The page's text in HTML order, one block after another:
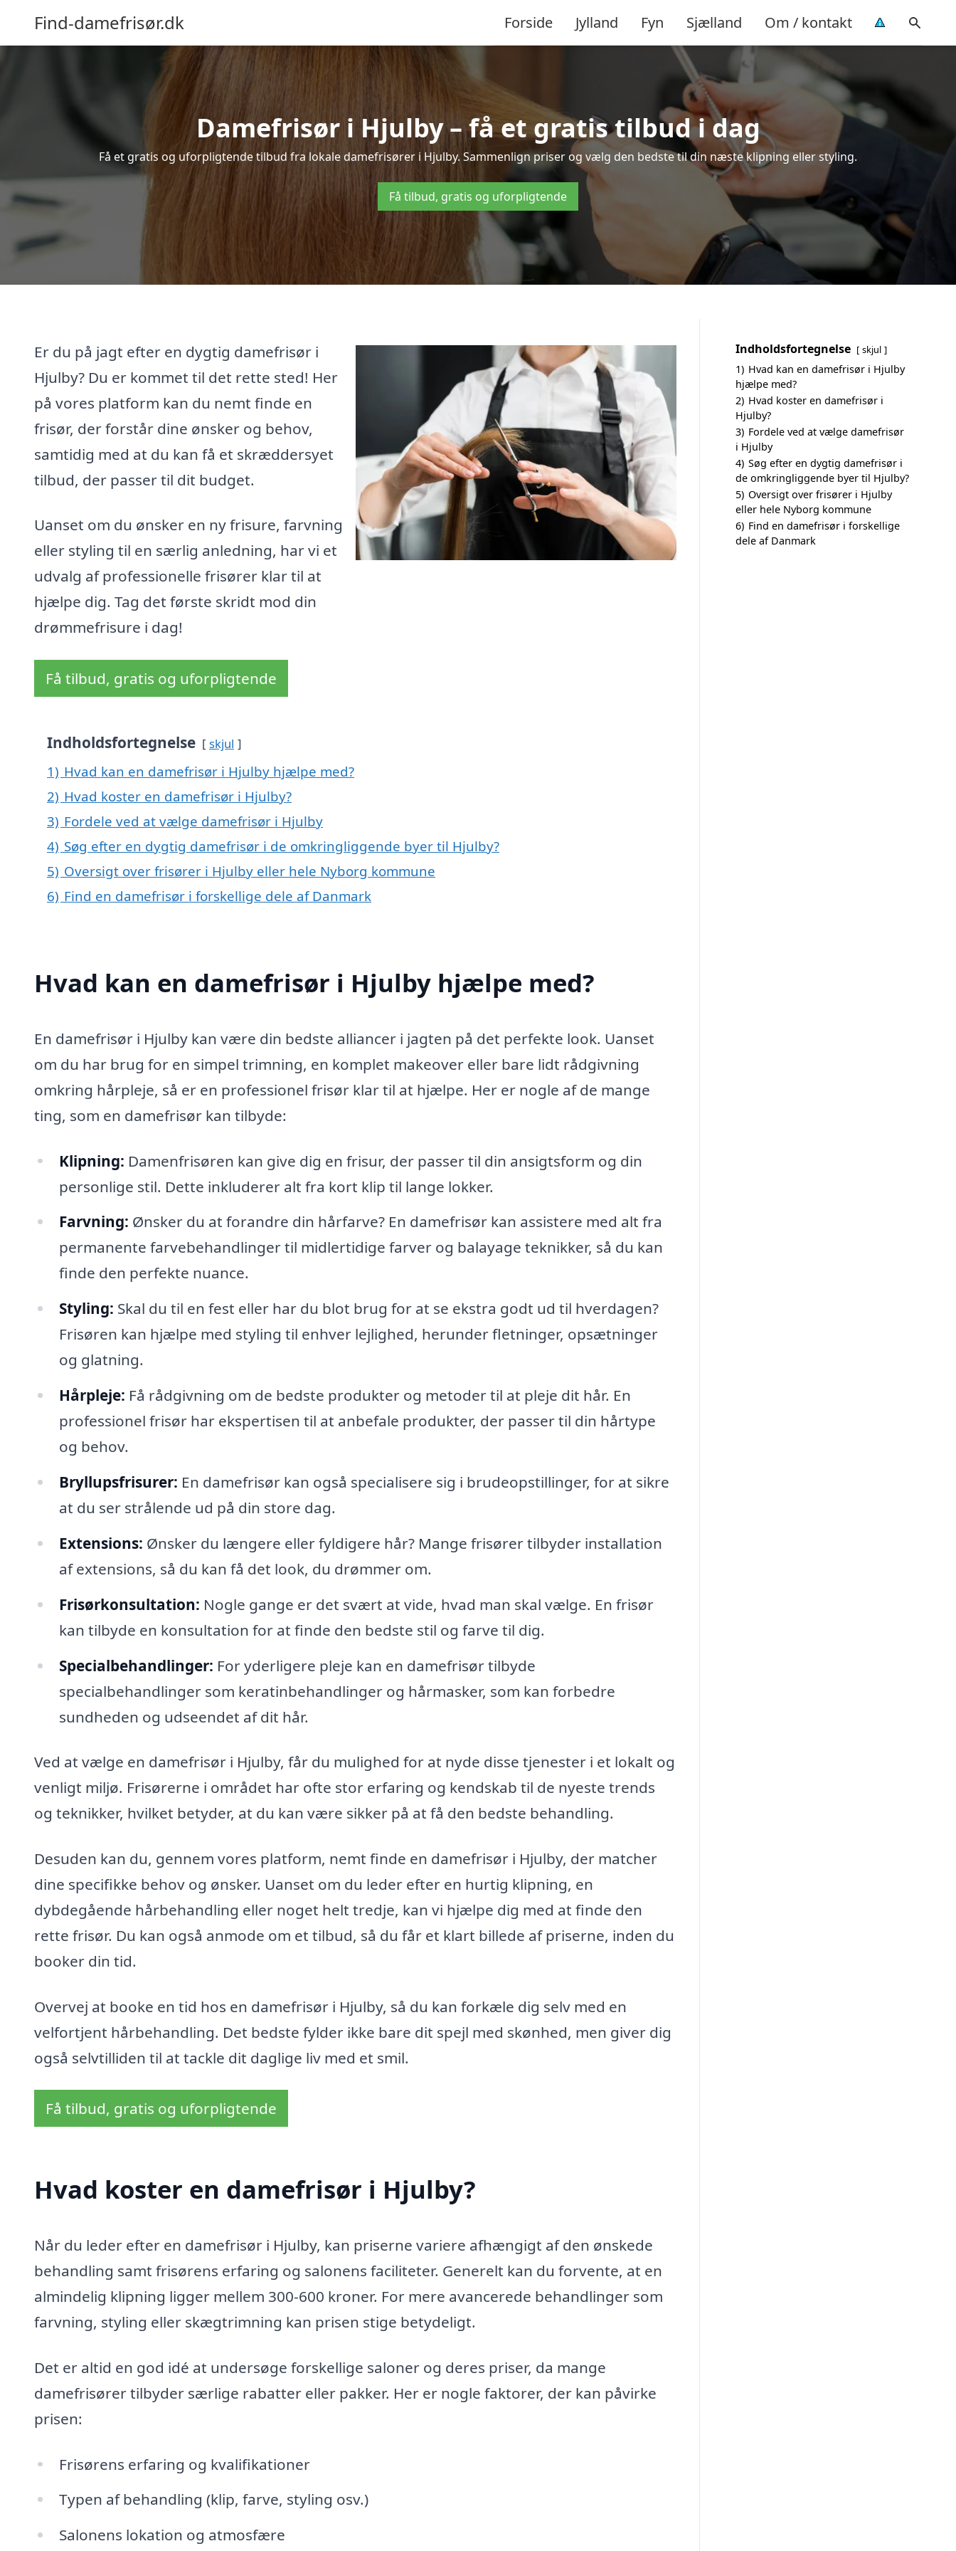
Find-damefrisør.dk Forside Jylland Fyn Sjælland Om / kontakt
Damefrisør i Hjulby – få et gratis tilbud i dag
Få et gratis og uforpligtende tilbud fra lokale damefrisører i Hjulby. Sammenlign priser og vælg den bedste til din næste klipning eller styling.
Få tilbud, gratis og uforpligtende
Er du på jagt efter en dygtig damefrisør i
Hjulby? Du er kommet til det rette sted! Her
på vores platform kan du nemt finde en
frisør, der forstår dine ønsker og behov,
samtidig med at du kan få et skræddersyet
tilbud, der passer til dit budget.
Uanset om du ønsker en ny frisure, farvning
eller styling til en særlig anledning, har vi et
udvalg af professionelle frisører klar til at
hjælpe dig. Tag det første skridt mod din
drømmefrisure i dag!
Få tilbud, gratis og uforpligtende
Indholdsfortegnelse skjul
1) Hvad kan en damefrisør i Hjulby hjælpe med?
2) Hvad koster en damefrisør i Hjulby?
3) Fordele ved at vælge damefrisør i Hjulby
4) Søg efter en dygtig damefrisør i de omkringliggende byer til Hjulby?
5) Oversigt over frisører i Hjulby eller hele Nyborg kommune
6) Find en damefrisør i forskellige dele af Danmark
Hvad kan en damefrisør i Hjulby hjælpe med?
En damefrisør i Hjulby kan være din bedste alliancer i jagten på det perfekte look. Uanset
om du har brug for en simpel trimning, en komplet makeover eller bare lidt rådgivning
omkring hårpleje, så er en professionel frisør klar til at hjælpe. Her er nogle af de mange
ting, som en damefrisør kan tilbyde:
Klipning: Damenfrisøren kan give dig en frisur, der passer til din ansigtsform og din
personlige stil. Dette inkluderer alt fra kort klip til lange lokker.
Farvning: Ønsker du at forandre din hårfarve? En damefrisør kan assistere med alt fra
permanente farvebehandlinger til midlertidige farver og balayage teknikker, så du kan
finde den perfekte nuance.
Styling: Skal du til en fest eller har du blot brug for at se ekstra godt ud til hverdagen?
Frisøren kan hjælpe med styling til enhver lejlighed, herunder fletninger, opsætninger
og glatning.
Hårpleje: Få rådgivning om de bedste produkter og metoder til at pleje dit hår. En
professionel frisør har ekspertisen til at anbefale produkter, der passer til din hårtype
og behov.
Bryllupsfrisurer: En damefrisør kan også specialisere sig i brudeopstillinger, for at sikre
at du ser strålende ud på din store dag.
Extensions: Ønsker du længere eller fyldigere hår? Mange frisører tilbyder installation
af extensions, så du kan få det look, du drømmer om.
Frisørkonsultation: Nogle gange er det svært at vide, hvad man skal vælge. En frisør
kan tilbyde en konsultation for at finde den bedste stil og farve til dig.
Specialbehandlinger: For yderligere pleje kan en damefrisør tilbyde
specialbehandlinger som keratinbehandlinger og hårmasker, som kan forbedre
sundheden og udseendet af dit hår.
Ved at vælge en damefrisør i Hjulby, får du mulighed for at nyde disse tjenester i et lokalt og
venligt miljø. Frisørerne i området har ofte stor erfaring og kendskab til de nyeste trends
og teknikker, hvilket betyder, at du kan være sikker på at få den bedste behandling.
Desuden kan du, gennem vores platform, nemt finde en damefrisør i Hjulby, der matcher
dine specifikke behov og ønsker. Uanset om du leder efter en hurtig klipning, en
dybdegående hårbehandling eller noget helt tredje, kan vi hjælpe dig med at finde den
rette frisør. Du kan også anmode om et tilbud, så du får et klart billede af priserne, inden du
booker din tid.
Overvej at booke en tid hos en damefrisør i Hjulby, så du kan forkæle dig selv med en
velfortjent hårbehandling. Det bedste fylder ikke bare dit spejl med skønhed, men giver dig
også selvtilliden til at tackle dit daglige liv med et smil.
Få tilbud, gratis og uforpligtende
Hvad koster en damefrisør i Hjulby?
Når du leder efter en damefrisør i Hjulby, kan priserne variere afhængigt af den ønskede
behandling samt frisørens erfaring og salonens faciliteter. Generelt kan du forvente, at en
almindelig klipning ligger mellem 300-600 kroner. For mere avancerede behandlinger som
farvning, styling eller skægtrimning kan prisen stige betydeligt.
Det er altid en god idé at undersøge forskellige saloner og deres priser, da mange
damefrisører tilbyder særlige rabatter eller pakker. Her er nogle faktorer, der kan påvirke
prisen:
Frisørens erfaring og kvalifikationer
Typen af behandling (klip, farve, styling osv.)
Salonens lokation og atmosfære
Indholdsfortegnelse skjul
1) Hvad kan en damefrisør i Hjulby
hjælpe med?
2) Hvad koster en damefrisør i
Hjulby?
3) Fordele ved at vælge damefrisør
i Hjulby
4) Søg efter en dygtig damefrisør i
de omkringliggende byer til Hjulby?
5) Oversigt over frisører i Hjulby
eller hele Nyborg kommune
6) Find en damefrisør i forskellige
dele af Danmark